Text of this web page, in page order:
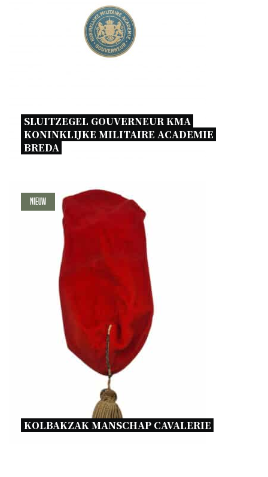
SLUITZEGEL GOUVERNEUR KMA
KONINKLIJKE MILITAIRE ACADEMIE
BREDA
Nieuw
KOLBAKZAK MANSCHAP CAVALERIE